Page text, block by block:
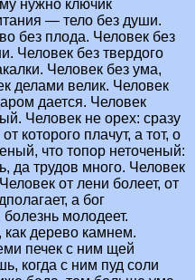
нужно ключик
— тело без души.
без плода. Человек без
Человек без твердого
Человек без ума,
делами велик. Человек
дается. Человек
Человек не орех: сразу
которого плачут, а тот, о
что топор неточеный:
да трудов много. Человек
от лени болеет, от
а бог
болезнь молодеет.
дерево камнем.
печек с ним щей
когда с ним пуд соли